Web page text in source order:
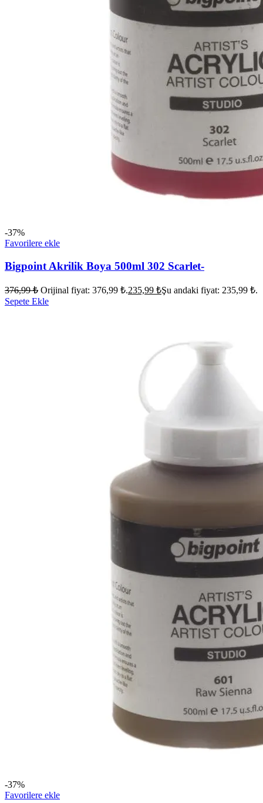
-37%
Favorilere ekle
Bigpoint Akrilik Boya 500ml 302 Scarlet-
376,99₺ Orijinal fiyat: 376,99 ₺.235,99 ₺Şu andaki fiyat: 235,99 ₺.
Sepete Ekle
-37%
Favorilere ekle